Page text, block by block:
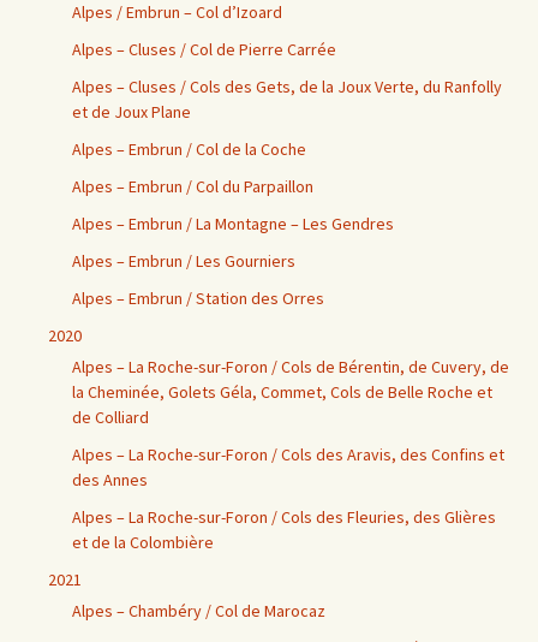
Alpes / Embrun – Col d’Izoard
Alpes – Cluses / Col de Pierre Carrée
Alpes – Cluses / Cols des Gets, de la Joux Verte, du Ranfolly
et de Joux Plane
Alpes – Embrun / Col de la Coche
Alpes – Embrun / Col du Parpaillon
Alpes – Embrun / La Montagne – Les Gendres
Alpes – Embrun / Les Gourniers
Alpes – Embrun / Station des Orres
2020
Alpes – La Roche-sur-Foron / Cols de Bérentin, de Cuvery, de
la Cheminée, Golets Géla, Commet, Cols de Belle Roche et
de Colliard
Alpes – La Roche-sur-Foron / Cols des Aravis, des Confins et
des Annes
Alpes – La Roche-sur-Foron / Cols des Fleuries, des Glières
et de la Colombière
2021
Alpes – Chambéry / Col de Marocaz